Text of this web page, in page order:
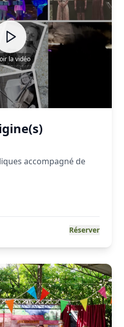
la vidéo
accompagné de
Réserver